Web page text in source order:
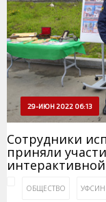
29-ИЮН 2022 06:13
Сотрудники
приняли
ОБЩЕСТВО УФСИН